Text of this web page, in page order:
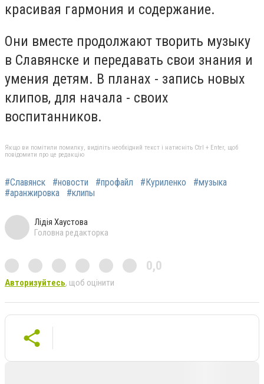
красивая гармония и содержание.
Они вместе продолжают творить музыку
в Славянске и передавать свои знания и
умения детям. В планах - запись новых
клипов, для начала - своих
воспитанников.
Якщо ви помітили помилку, виділіть необхідний текст і натисніть Ctrl + Enter, щоб
повідомити про це редакцію
#Славянск #новости #профайл #Куриленко
#музыка
#аранжировка
#клипы
Лідія Хаустова
Головна редакторка
0,0
Авторизуйтесь, щоб оцінити